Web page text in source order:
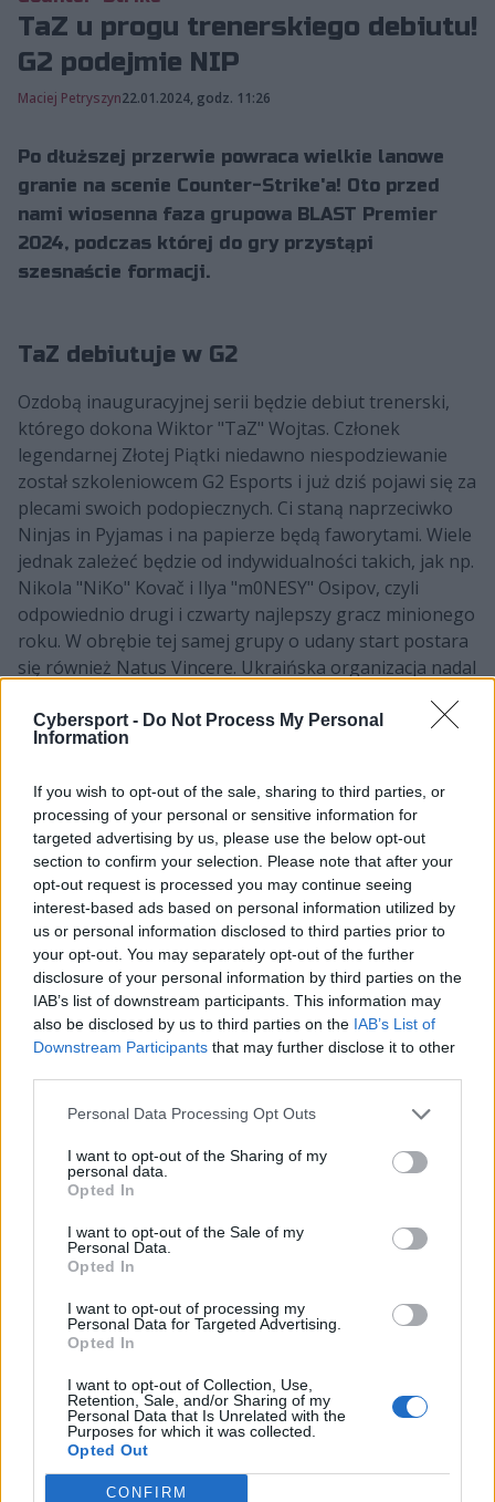
Cybersport - Do Not Process My Personal
Information
If you wish to opt-out of the sale, sharing to third parties, or
processing of your personal or sensitive information for
targeted advertising by us, please use the below opt-out
section to confirm your selection. Please note that after your
opt-out request is processed you may continue seeing
interest-based ads based on personal information utilized by
us or personal information disclosed to third parties prior to
your opt-out. You may separately opt-out of the further
disclosure of your personal information by third parties on the
IAB’s list of downstream participants. This information may
also be disclosed by us to third parties on the IAB’s List of
Downstream Participants that may further disclose it to other
Personal Data Processing Opt Outs
I want to opt-out of the Sharing of my
personal data.
Opted In
I want to opt-out of the Sale of my
Personal Data.
Opted In
I want to opt-out of processing my
Personal Data for Targeted Advertising.
Opted In
I want to opt-out of Collection, Use,
Retention, Sale, and/or Sharing of my
Personal Data that Is Unrelated with the
Purposes for which it was collected.
Opted Out
CONFIRM
TaZ u progu trenerskiego debiutu!
G2 podejmie NIP
Maciej Petryszyn22.01.2024, godz. 11:26
Po dłuższej przerwie powraca wielkie lanowe
granie na scenie Counter-Strike'a! Oto przed
nami wiosenna faza grupowa BLAST Premier
2024, podczas której do gry przystąpi
szesnaście formacji.
TaZ debiutuje w G2
Ozdobą inauguracyjnej serii będzie debiut trenerski,
którego dokona Wiktor "TaZ" Wojtas. Członek
legendarnej Złotej Piątki niedawno niespodziewanie
został szkoleniowcem G2 Esports i już dziś pojawi się za
plecami swoich podopiecznych. Ci staną naprzeciwko
Ninjas in Pyjamas i na papierze będą faworytami. Wiele
jednak zależeć będzie od indywidualności takich, jak np.
Nikola "⁠NiKo⁠" Kovač i Ilya "⁠m0NESY⁠" Osipov, czyli
odpowiednio drugi i czwarty najlepszy gracz minionego
roku. W obrębie tej samej grupy o udany start postara
się również Natus Vincere. Ukraińska organizacja nadal
Kostyljeva, który kontynuuje przerwę od gry. Absencję
gwiazdy światowego CS-a postara się wykorzystać
Z kolei w grupie A po raz pierwszy w lanowym
środowisku zaprezentują się podopieczni saudyjskiej
organizacji Team Falcons. W minionych miesiącach
wiele mówiło się o mocarstwowych planach włodarzy z
Bliskiego Wschodu, ale ostatecznie nie wszystkie udało
się spełnić. Mimo to złożona m.in. z trzonu dawnego
ENCE drużyna może być groźnym rywalem, co postara
się sprawdzić Astralis. Wcześniej do gry przystąpią też
Maciej "F1KU" Miklas i jego partnerzy z OG. Niemniej o
zwycięstwo będzie niezwykle trudno. Wszak w
przeciwnym narożniku znajdą się obecnie panujący
mistrzowie świata oraz najlepsza formacja rankingu
do wskazania.
Premier Spring Groups:
Mecze otwarcia grupy C
vs
(BO3)